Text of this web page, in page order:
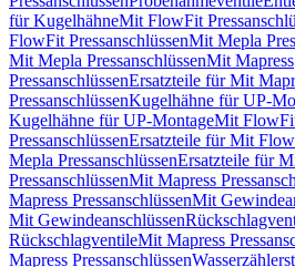
für KugelhähneMit FlowFit
FlowFit PressanschlüssenMit Mepla
Mit Mepla PressanschlüssenMit Mapress
PressanschlüssenErsatzteile für Mit
PressanschlüssenKugelhähne für UP-
Kugelhähne für UP-MontageMit
PressanschlüssenErsatzteile für Mit
Mepla PressanschlüssenErsatzteile für
PressanschlüssenMit Mapress
Mapress PressanschlüssenMit
Mit Gewindeanschlüssen
RückschlagventileMit Mapress
Mapress Pressanschlüssen